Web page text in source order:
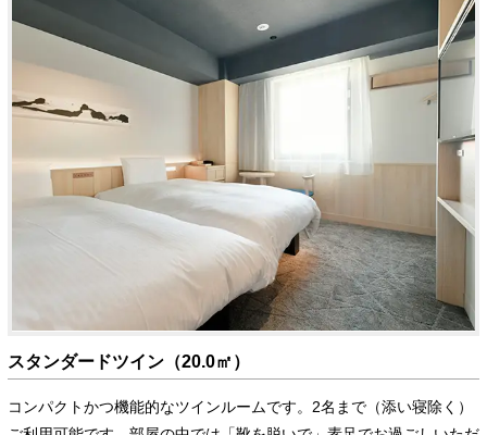
スタンダードツイン（20.0㎡）
コンパクトかつ機能的なツインルームです。2名まで（添い寝除く）